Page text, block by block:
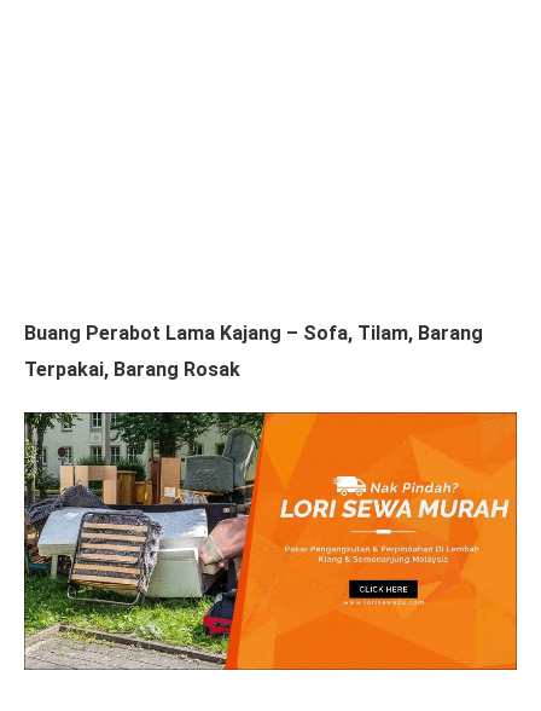
Buang Perabot Lama Kajang – Sofa, Tilam, Barang
Terpakai, Barang Rosak